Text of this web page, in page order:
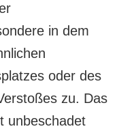
in dem
oder des
zu. Das
unbeschadet